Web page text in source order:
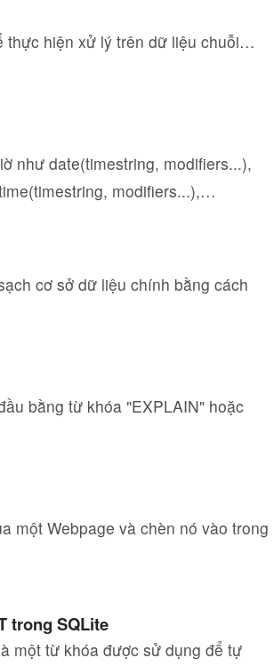
thực hiện xử lý trên dữ liệu chuỗi…
như date(timestring, modifiers...),
modifiers...),…
cơ sở dữ liệu chính bằng cách
bằng từ khóa "EXPLAIN" hoặc
một Webpage và chèn nó vào trong
trong SQLite
một từ khóa được sử dụng để tự